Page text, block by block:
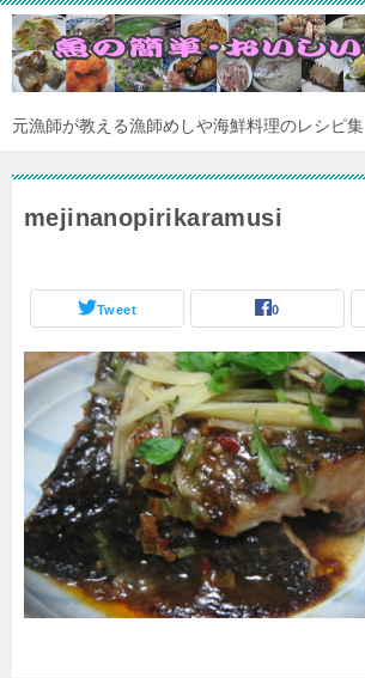
元漁師が教える漁師めしや海鮮料理のレシピ集
mejinanopirikaramusi
Tweet 0